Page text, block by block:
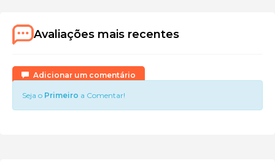
Avaliações mais recentes
Adicionar um comentário
Seja o Primeiro a Comentar!